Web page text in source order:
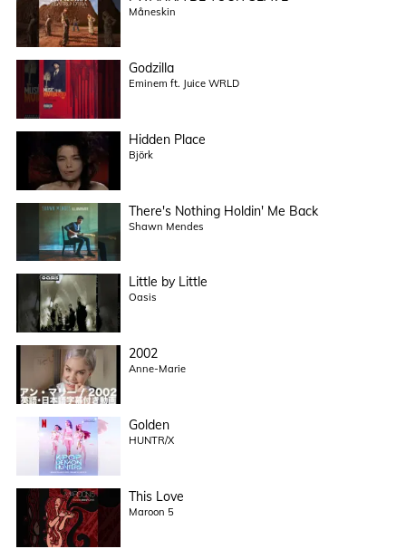
Måneskin
Godzilla
Eminem ft. Juice WRLD
Hidden Place
Björk
There's Nothing Holdin' Me Back
Shawn Mendes
Little by Little
Oasis
2002
Anne-Marie
Golden
HUNTR/X
This Love
Maroon 5